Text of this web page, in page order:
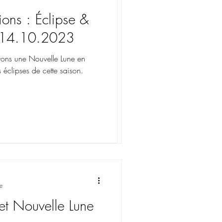
Pleine Lune du
la floraison, accompagnée
activent notre destinée, et
Nouvelle Lune
: Éclipse &
14.10.2023
une Nouvelle Lune en
de cette saison.